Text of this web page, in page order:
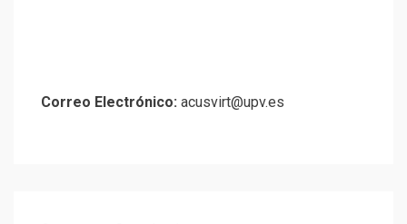
Correo Electrónico: acusvirt@upv.es